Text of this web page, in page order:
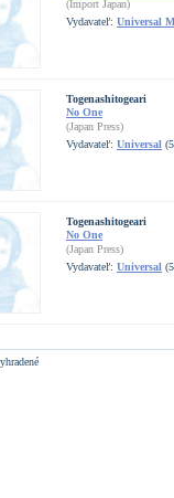
(Import Japan)
Vydavateľ: Universal
Togenashitogeari
No One
(Japan Press)
Vydavateľ: Universal
Togenashitogeari
No One
(Japan Press)
Vydavateľ: Universal